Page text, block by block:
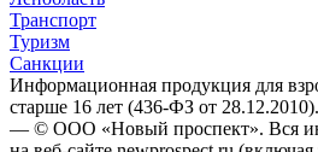
Транспорт
Туризм
Санкции
Информационная продукция для
старше 16 лет (436-ФЗ от
— © ООО «Новый проспект». Вся